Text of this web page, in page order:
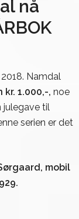
nå
Namdal
kr. 1.000,-, noe
julegave til
serien er det
mobil